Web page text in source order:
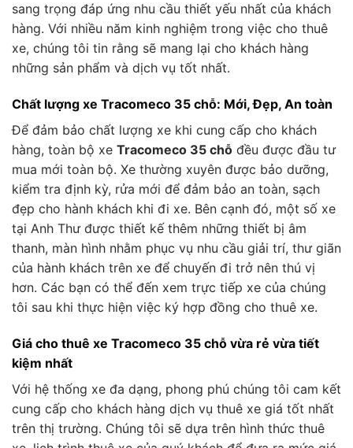
sang trọng đáp ứng nhu cầu thiết yếu nhất của khách
hàng. Với nhiều năm kinh nghiệm trong việc cho thuê
xe, chúng tôi tin rằng sẽ mang lại cho khách hàng
những sản phẩm và dịch vụ tốt nhất.
Chất lượng xe Tracomeco 35 chỗ: Mới, Đẹp, An toàn
Để đảm bảo chất lượng xe khi cung cấp cho khách
hàng, toàn bộ xe Tracomeco 35 chỗ đều được đầu tư
mua mới toàn bộ. Xe thường xuyên được bảo dưỡng,
kiểm tra định kỳ, rửa mới để đảm bảo an toàn, sạch
đẹp cho hành khách khi đi xe. Bên cạnh đó, một số xe
tại Anh Thư được thiết kế thêm những thiết bị âm
thanh, màn hình nhằm phục vụ nhu cầu giải trí, thư giãn
của hành khách trên xe để chuyến đi trở nên thú vị
hơn. Các bạn có thể đến xem trực tiếp xe của chúng
tôi sau khi thực hiện việc ký hợp đồng cho thuê xe.
Giá cho thuê xe Tracomeco 35 chỗ vừa rẻ vừa tiết
kiệm nhất
Với hệ thống xe đa dạng, phong phú chúng tôi cam kết
cung cấp cho khách hàng dịch vụ thuê xe giá tốt nhất
trên thị trường. Chúng tôi sẽ dựa trên hình thức thuê